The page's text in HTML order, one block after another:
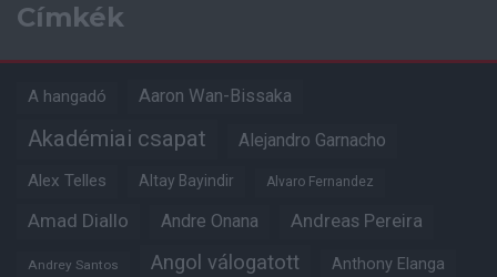
Címkék
A hangadó Aaron Wan-Bissaka
Akadémiai csapat Alejandro Garnacho
Alex Telles Altay Bayindir Alvaro Fernandez
Amad Diallo Andre Onana Andreas Pereira
Andrey Santos Angol válogatott Anthony Elanga